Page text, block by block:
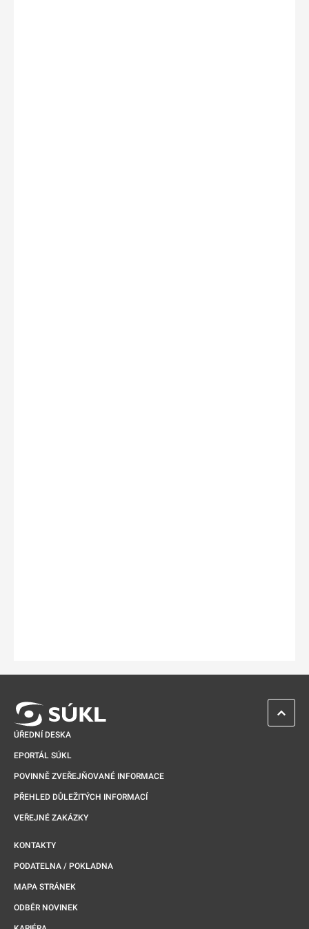
ÚŘEDNÍ DESKA
EPORTÁL SÚKL
POVINNĚ ZVEŘEJŇOVANÉ INFORMACE
PŘEHLED DŮLEŽITÝCH INFORMACÍ
VEŘEJNÉ ZAKÁZKY
KONTAKTY
PODATELNA / POKLADNA
MAPA STRÁNEK
ODBĚR NOVINEK
ZPĚT